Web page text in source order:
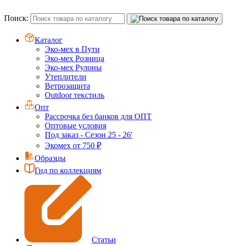
Поиск:
Каталог
Эко-мех в Пути
Эко-мех Розница
Эко-мех Рулоны
Утеплители
Ветрозащита
Outdoor текстиль
Опт
Рассрочка без банков для ОПТ
Оптовые условия
Под заказ - Сезон 25 - 26'
Экомех от 750 ₽
Образцы
Гид по коллекциям
Статьи